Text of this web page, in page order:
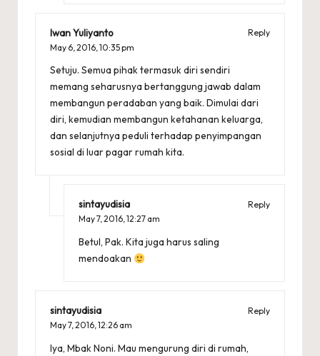
Iwan Yuliyanto
Reply
May 6, 2016, 10:35 pm
Setuju. Semua pihak termasuk diri sendiri
memang seharusnya bertanggung jawab dalam
membangun peradaban yang baik. Dimulai dari
diri, kemudian membangun ketahanan keluarga,
dan selanjutnya peduli terhadap penyimpangan
sosial di luar pagar rumah kita.
sintayudisia
Reply
May 7, 2016,12:27 am
Betul, Pak. Kita juga harus saling
mendoakan
sintayudisia
Reply
May 7, 2016,12:26 am
Iya, Mbak Noni. Mau mengurung diri di rumah,